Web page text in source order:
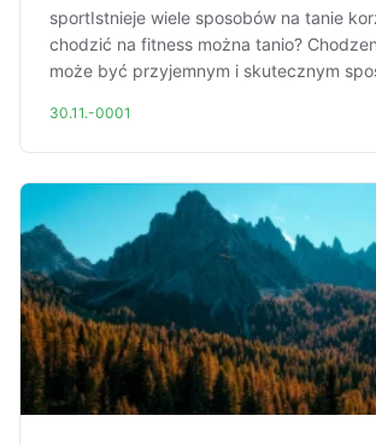
sportIstnieje wiele sposobów na tanie
chodzić na fitness można tanio?
może być przyjemnym i skutecznym
30.11.-0001